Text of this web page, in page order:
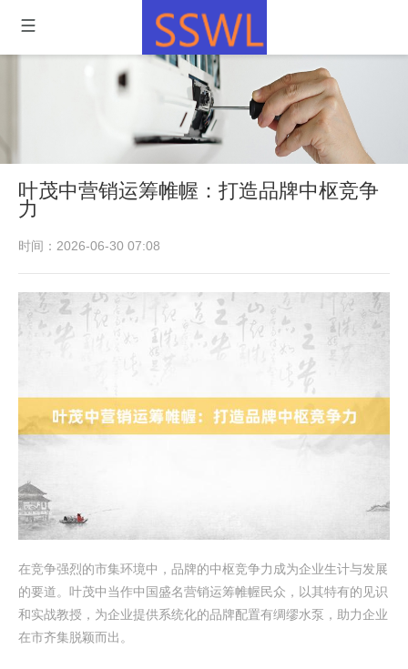
叶茂中营销运筹帷幄：打造品牌中枢竞争
力
时间：2026-06-30 07:08
在竞争强烈的市集环境中，品牌的中枢竞争力成为企业生计与发展
的要道。叶茂中当作中国盛名营销运筹帷幄民众，以其特有的见识
和实战教授，为企业提供系统化的品牌配置有绸缪水泵，助力企业
在市齐集脱颖而出。